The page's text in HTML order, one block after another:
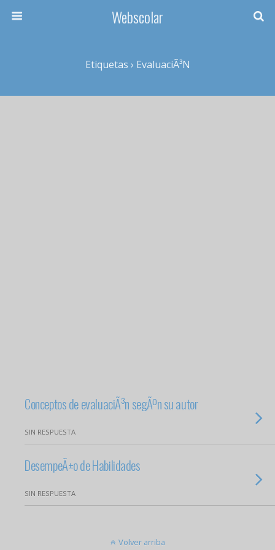
Webscolar
Etiquetas › EvaluaciÃ³n
Conceptos de evaluaciÃ³n segÃºn su autor
SIN RESPUESTA
DesempeÃ±o de Habilidades
SIN RESPUESTA
Volver arriba